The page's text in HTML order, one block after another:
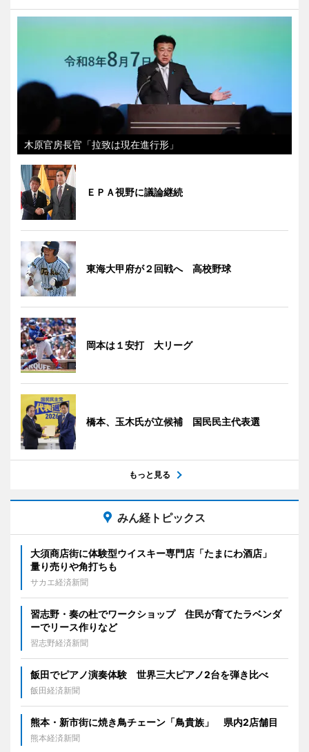
木原官房長官「拉致は現在進行形」
ＥＰＡ視野に議論継続
東海大甲府が２回戦へ 高校野球
岡本は１安打 大リーグ
橋本、玉木氏が立候補 国民民主代表選
もっと見る
みん経トピックス
大須商店街に体験型ウイスキー専門店「たまにわ酒店」
量り売りや角打ちも
サカエ経済新聞
習志野・奏の杜でワークショップ 住民が育てたラベンダ
ーでリース作りなど
習志野経済新聞
飯田でピアノ演奏体験 世界三大ピアノ2台を弾き比べ
飯田経済新聞
熊本・新市街に焼き鳥チェーン「鳥貴族」 県内2店舗目
熊本経済新聞